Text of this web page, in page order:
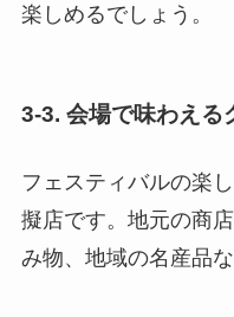
楽しめるでしょう。
3-3. 会場で味わえる
フェスティバルの楽
擬店です。地元の商
み物、地域の名産品